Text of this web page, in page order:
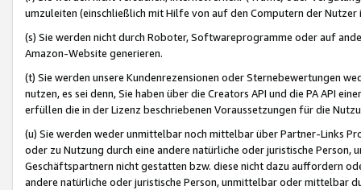
umzuleiten (einschließlich mit Hilfe von auf den Computern der
(s) Sie werden nicht durch Roboter, Softwareprogramme oder auf
Amazon-Website generieren.
(t) Sie werden unsere Kundenrezensionen oder Sternebewertungen
nutzen, es sei denn, Sie haben über die Creators API und die PA API
erfüllen die in der Lizenz beschriebenen Voraussetzungen für die
(u) Sie werden weder unmittelbar noch mittelbar über Partner-Links
oder zu Nutzung durch eine andere natürliche oder juristische
Geschäftspartnern nicht gestatten bzw. diese nicht dazu auffordern
andere natürliche oder juristische Person, unmittelbar oder mittelbar